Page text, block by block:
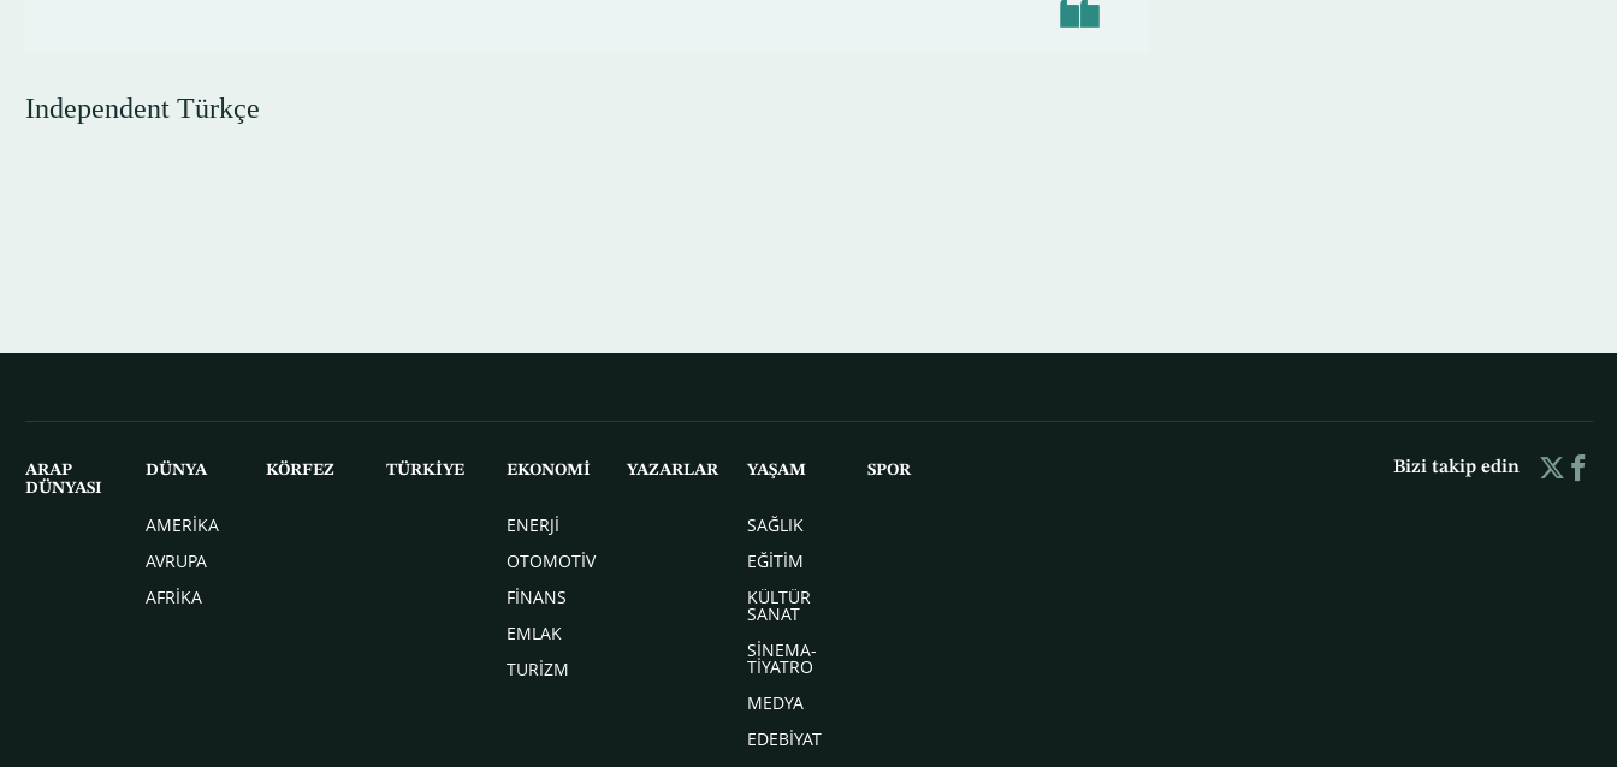
Independent Türkçe
ARAP
DÜNYASI
DÜNYA
AMERİKA
AVRUPA
AFRİKA
KÖRFEZ TÜRKİYE EKONOMİ
ENERJİ
OTOMOTİV
FİNANS
EMLAK
TURİZM
YAZARLAR YAŞAM
SAĞLIK
EĞİTİM
KÜLTÜR
SANAT
SİNEMA-
TİYATRO
MEDYA
EDEBİYAT
SPOR Bizi takip edin